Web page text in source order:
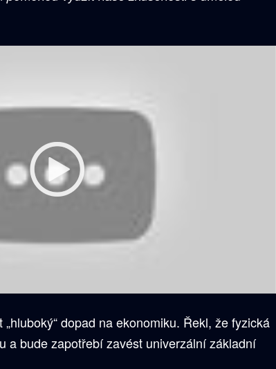
dopad na ekonomiku. Řekl, že fyzická
a bude zapotřebí zavést univerzální základní